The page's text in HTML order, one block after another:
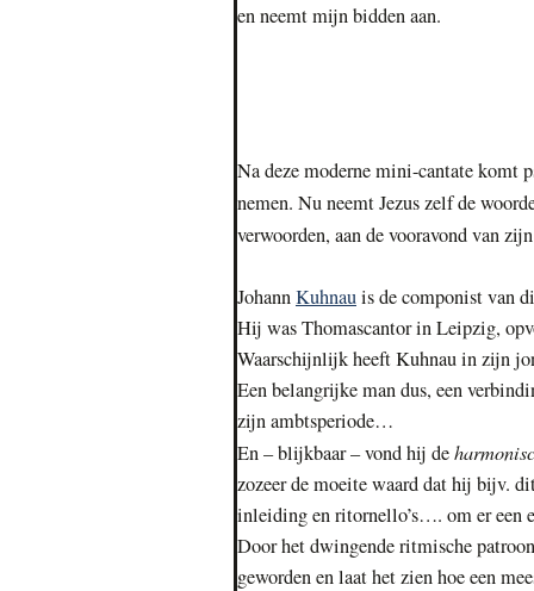
en neemt mijn bidden aan.
Na deze moderne mini-cantate komt
nemen. Nu neemt Jezus zelf de
verwoorden, aan de vooravond van
JohannKuhnauis de componist van
Hij was Thomascantor in Leipzig,
Waarschijnlijk heeft Kuhnau in zijn
Een belangrijke man dus, een
zijn ambtsperiode…
En – blijkbaar – vond hij de
zozeer de moeite waard dat hij bijv.
inleiding en ritornello’s…. om er een
Door het dwingende ritmische
geworden en laat het zien hoe een